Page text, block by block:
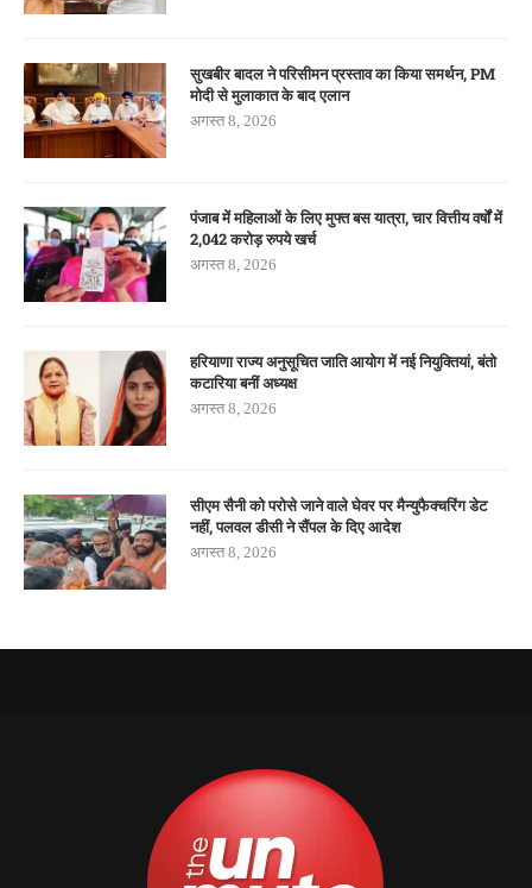
सुखबीर बादल ने परिसीमन प्रस्ताव का किया समर्थन, PM
मोदी से मुलाकात के बाद एलान
अगस्त 8, 2026
पंजाब में महिलाओं के लिए मुफ्त बस यात्रा, चार वित्तीय वर्षों में
2,042 करोड़ रुपये खर्च
अगस्त 8, 2026
हरियाणा राज्य अनुसूचित जाति आयोग में नई नियुक्तियां, बंतो
कटारिया बनीं अध्यक्ष
अगस्त 8, 2026
सीएम सैनी को परोसे जाने वाले घेवर पर मैन्युफैक्चरिंग डेट
नहीं, पलवल डीसी ने सैंपल के दिए आदेश
अगस्त 8, 2026